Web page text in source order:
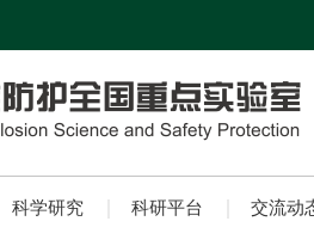
科学研究 科研平台 交流动